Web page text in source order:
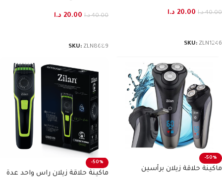
40.00 د.ا 20.00 د.ا
SKU: ZLN1246
40.00 د.ا 20.00 د.ا
SKU: ZLN8689
-50%
ماكينة حلاقة زيلان برأسين
-50%
ماكينة حلاقة زيلان راس واحد عدة